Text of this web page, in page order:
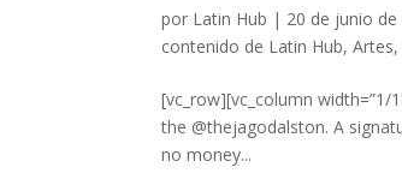
por Latin Hub | 20 de junio de
contenido de Latin Hub,
[vc_row][vc_column width=”1/
the @thejagodalston. A
no money...